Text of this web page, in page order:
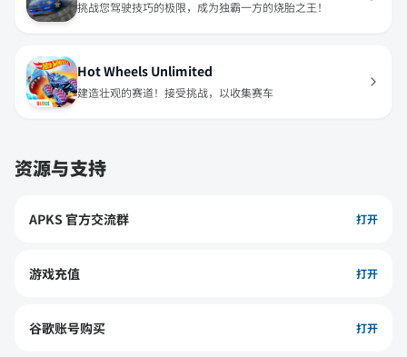
挑战您驾驶技巧的极限，成为独霸一方的烧胎之王！
Hot Wheels Unlimited
建造壮观的赛道！接受挑战，以收集赛车
资源与支持
APKS 官方交流群 打开
游戏充值 打开
谷歌账号购买 打开